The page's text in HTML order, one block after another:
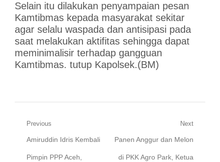
Selain itu dilakukan penyampaian pesan
Kamtibmas kepada masyarakat sekitar
agar selalu waspada dan antisipasi pada
saat melakukan aktifitas sehingga dapat
meminimalisir terhadap gangguan
Kamtibmas. tutup Kapolsek.(BM)
Navigasi
pos
Previous
Previous
post:
Amiruddin Idris Kembali
Pimpin PPP Aceh,
Next
Next
post:
Panen Anggur dan Melon
di PKK Agro Park, Ketua